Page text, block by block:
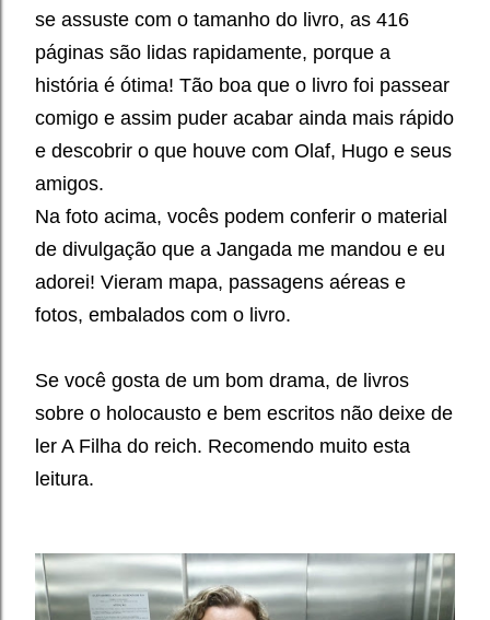
se assuste com o tamanho do livro, as 416
páginas são lidas rapidamente, porque a
história é ótima! Tão boa que o livro foi passear
comigo e assim puder acabar ainda mais rápido
e descobrir o que houve com Olaf, Hugo e seus
amigos.
Na foto acima, vocês podem conferir o material
de divulgação que a Jangada me mandou e eu
adorei! Vieram mapa, passagens aéreas e
fotos, embalados com o livro.
Se você gosta de um bom drama, de livros
sobre o holocausto e bem escritos não deixe de
ler A Filha do reich. Recomendo muito esta
leitura.